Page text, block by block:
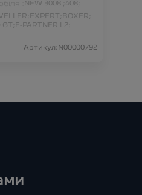
: NEW 3008 ; 408;
EXPERT;
BOXER;
E-PARTNER L2;
Артикул:N00000792